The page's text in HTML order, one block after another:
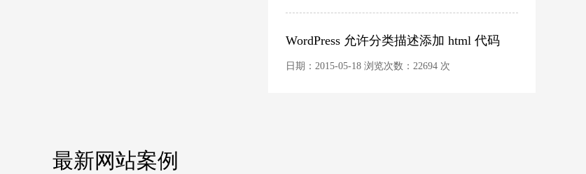
WordPress 允许分类描述添加 html 代码
日期：2015-05-18 浏览次数：22694 次
最新网站案例